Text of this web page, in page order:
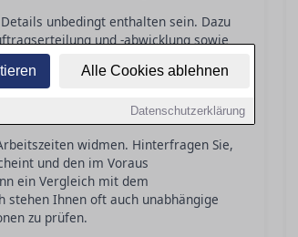
Alle Cookies ablehnen
Datenschutzerklärung
unbedingt enthalten sein. Dazu
und -abwicklung sowie
Ersatzteile
schnell identifizieren
in der Werkstatt in Fürth
widmen. Hinterfragen Sie,
und den im Voraus
ein Vergleich mit dem
Ihnen oft auch unabhängige
zu prüfen.